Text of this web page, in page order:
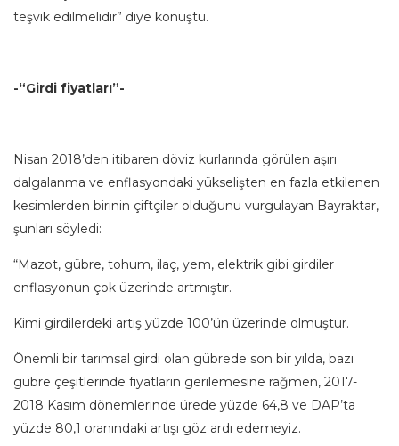
teşvik edilmelidir” diye konuştu.
-“Girdi fiyatları”-
Nisan 2018’den itibaren döviz kurlarında görülen aşırı
dalgalanma ve enflasyondaki yükselişten en fazla etkilenen
kesimlerden birinin çiftçiler olduğunu vurgulayan Bayraktar,
şunları söyledi:
“Mazot, gübre, tohum, ilaç, yem, elektrik gibi girdiler
enflasyonun çok üzerinde artmıştır.
Kimi girdilerdeki artış yüzde 100’ün üzerinde olmuştur.
Önemli bir tarımsal girdi olan gübrede son bir yılda, bazı
gübre çeşitlerinde fiyatların gerilemesine rağmen, 2017-
2018 Kasım dönemlerinde ürede yüzde 64,8 ve DAP’ta
yüzde 80,1 oranındaki artışı göz ardı edemeyiz.